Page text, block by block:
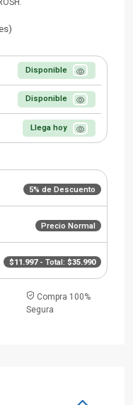
Disponible
Disponible
Llega hoy
5% de Descuento
Precio Normal
$11.997- Total: $35.990
Compra 100%
Segura